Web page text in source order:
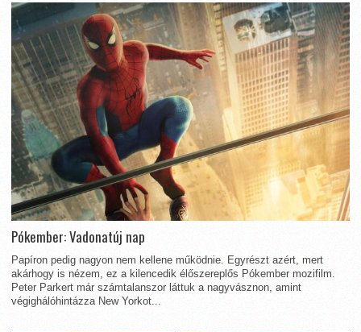
Pókember: Vadonatúj nap
Papíron pedig nagyon nem kellene működnie. Egyrészt azért, mert
akárhogy is nézem, ez a kilencedik élőszereplős Pókember mozifilm.
Peter Parkert már számtalanszor láttuk a nagyvásznon, amint
végighálóhintázza New Yorkot...